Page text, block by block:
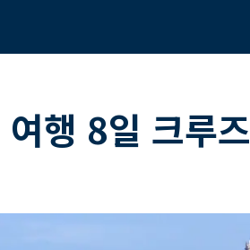
행 8일 크루즈